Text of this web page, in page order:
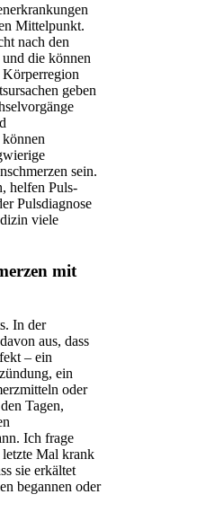
Mittelpunkt.
nach den
die können
geben
sein.
helfen Puls-
Pulsdiagnose
viele
mit
In der
aus, dass
– ein
ein
oder
Tagen,
Ich frage
letzte Mal krank
sie erkältet
begannen oder